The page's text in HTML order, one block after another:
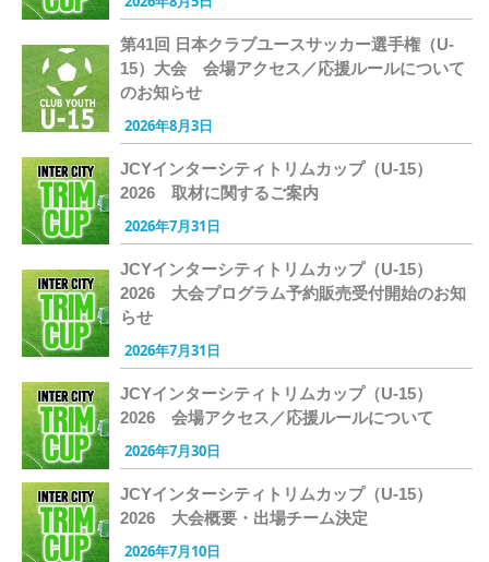
第41回 日本クラブユースサッカー選手権（U-
15）大会 会場アクセス／応援ルールについて
のお知らせ
2026年8月3日
JCYインターシティトリムカップ（U-15）
2026 取材に関するご案内
2026年7月31日
JCYインターシティトリムカップ（U-15）
2026 大会プログラム予約販売受付開始のお知
らせ
2026年7月31日
JCYインターシティトリムカップ（U-15）
2026 会場アクセス／応援ルールについて
2026年7月30日
JCYインターシティトリムカップ（U-15）
2026 大会概要・出場チーム決定
2026年7月10日